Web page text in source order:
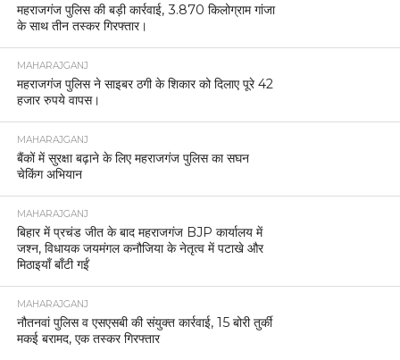
महराजगंज पुलिस की बड़ी कार्रवाई, 3.870 किलोग्राम गांजा
के साथ तीन तस्कर गिरफ्तार।
MAHARAJGANJ
महराजगंज पुलिस ने साइबर ठगी के शिकार को दिलाए पूरे 42
हजार रुपये वापस।
MAHARAJGANJ
बैंकों में सुरक्षा बढ़ाने के लिए महराजगंज पुलिस का सघन
चेकिंग अभियान
MAHARAJGANJ
बिहार में प्रचंड जीत के बाद महराजगंज BJP कार्यालय में
जश्न, विधायक जयमंगल कनौजिया के नेतृत्व में पटाखे और
मिठाइयाँ बाँटी गईं
MAHARAJGANJ
नौतनवां पुलिस व एसएसबी की संयुक्त कार्रवाई, 15 बोरी तुर्की
मकई बरामद, एक तस्कर गिरफ्तार